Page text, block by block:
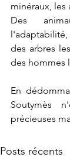
minéraux, les
Des
des arbres
des hommes
En
Soutymès
précieuses
Posts récents